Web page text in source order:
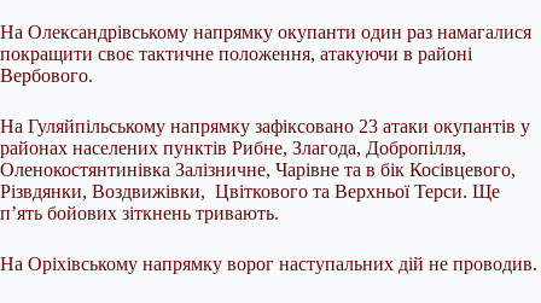
На Олександрівському напрямку окупанти один раз намагалися
покращити своє тактичне положення, атакуючи в районі
Вербового.
На Гуляйпільському напрямку зафіксовано 23 атаки окупантів у
районах населених пунктів Рибне, Злагода, Добропілля,
Оленокостянтинівка Залізничне, Чарівне та в бік Косівцевого,
Різвдянки, Воздвижівки, Цвіткового та Верхньої Терси. Ще
п’ять бойових зіткнень тривають.
На Оріхівському напрямку ворог наступальних дій не проводив.